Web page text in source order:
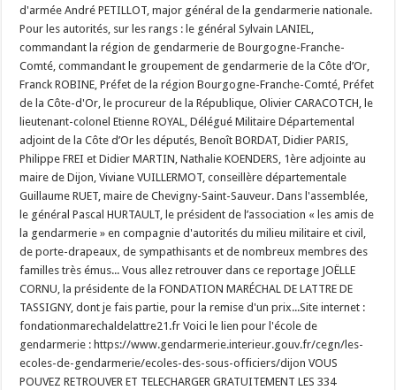
d'armée André PETILLOT, major général de la gendarmerie nationale.
Pour les autorités, sur les rangs : le général Sylvain LANIEL,
commandant la région de gendarmerie de Bourgogne-Franche-
Comté, commandant le groupement de gendarmerie de la Côte d’Or,
Franck ROBINE, Préfet de la région Bourgogne-Franche-Comté, Préfet
de la Côte-d'Or, le procureur de la République, Olivier CARACOTCH, le
lieutenant-colonel Etienne ROYAL, Délégué Militaire Départemental
adjoint de la Côte d’Or les députés, Benoît BORDAT, Didier PARIS,
Philippe FREI et Didier MARTIN, Nathalie KOENDERS, 1ère adjointe au
maire de Dijon, Viviane VUILLERMOT, conseillère départementale
Guillaume RUET, maire de Chevigny-Saint-Sauveur. Dans l'assemblée,
le général Pascal HURTAULT, le président de l’association « les amis de
la gendarmerie » en compagnie d'autorités du milieu militaire et civil,
de porte-drapeaux, de sympathisants et de nombreux membres des
familles très émus... Vous allez retrouver dans ce reportage JOËLLE
CORNU, la présidente de la FONDATION MARÉCHAL DE LATTRE DE
TASSIGNY, dont je fais partie, pour la remise d'un prix...Site internet :
fondationmarechaldelattre21.fr Voici le lien pour l'école de
gendarmerie : https://www.gendarmerie.interieur.gouv.fr/cegn/les-
ecoles-de-gendarmerie/ecoles-des-sous-officiers/dijon VOUS
POUVEZ RETROUVER ET TELECHARGER GRATUITEMENT LES 334